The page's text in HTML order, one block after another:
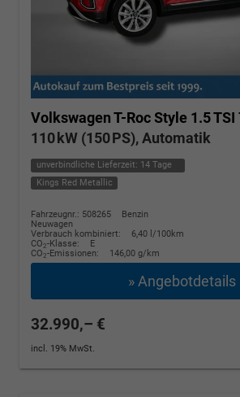
Volkswagen T-RocStyle 1.5 TSI
110 kW (150 PS), Automatik
unverbindliche Lieferzeit: 14 Tage
Kings Red Metallic
Fahrzeugnr.: 508265
Benzin
Neuwagen
Verbrauch kombiniert:
6,40 l/100km
CO2-Klasse:
E
CO2-Emissionen: 146,00 g/km
» Angebotdetails
32.990,– €
incl. 19% MwSt.